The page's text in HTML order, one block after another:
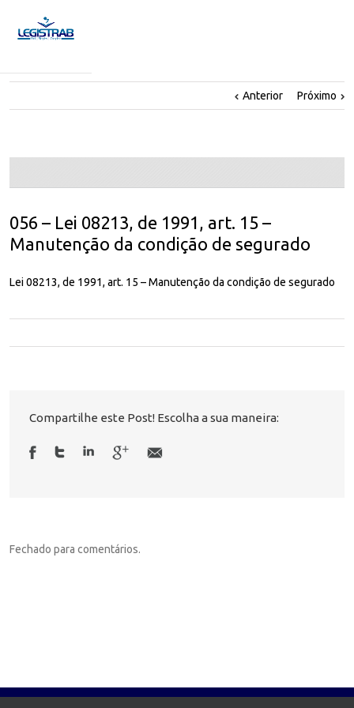
Anterior Próximo
056 – Lei 08213, de 1991, art. 15 –
Manutenção da condição de segurado
Lei 08213, de 1991, art. 15 – Manutenção da condição de segurado
Compartilhe este Post! Escolha a sua maneira:
Fechado para comentários.